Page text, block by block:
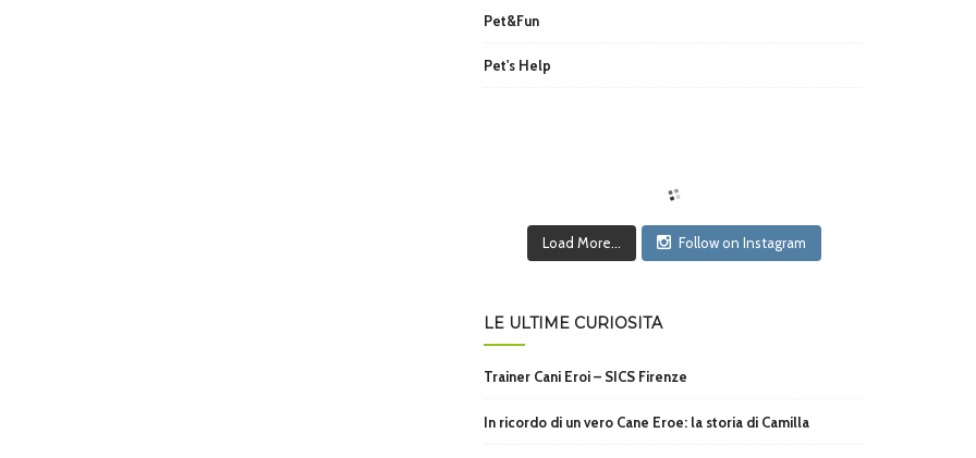
Pet&Fun
Pet's Help
Load More... Follow on Instagram
LE ULTIME CURIOSITÀ
Trainer Cani Eroi – SICS Firenze
In ricordo di un vero Cane Eroe: la storia di Camilla